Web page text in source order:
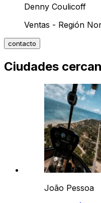
Denny Coulicoff
Ventas - Región
contacto
Ciudades
João Pessoa